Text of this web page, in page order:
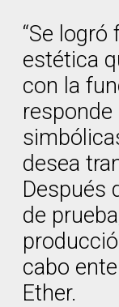
“Se
estética
con la
desea
Después
de
cabo
Ether.